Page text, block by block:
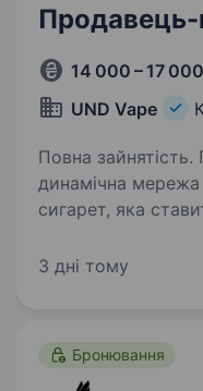
Продавець-
14 000 – 17
UND Vape
Повна зайнятість. Привіт! Ми — UND Vape,
динамічна мережа
сигарет, яка
команді,
3 дні тому
Бронювання